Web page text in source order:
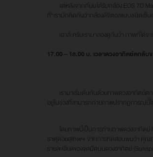
แต่หลังจากที่ผมได้รับกล้อง EOS 7D
ที่“เรามักคิดกันว่ากล้องดิจิตอลแบบชนิดเซ็น
เอาล่ะครับเรามาลองดูกันว่า ภาพที่ได้จะ
17.00 – 18.00 น. เวลาดวงอาทิตย์ตกลับ
เรามาเริ่มต้นกันด้วยภาพดวงอาทิตย์ตก
อยู่ในช่วงที่สามารถถ่ายภาพปรากฏการณ์นี้
โดยภาพนี้เป็นการถ่ายภาพดวงอาทิตย์ ที่
ธาตุดอยสุเทพฯ จากการทดสอบพบว่า คุณภา
รายละเอียดของจุดมืดบนดวงอาทิตย์